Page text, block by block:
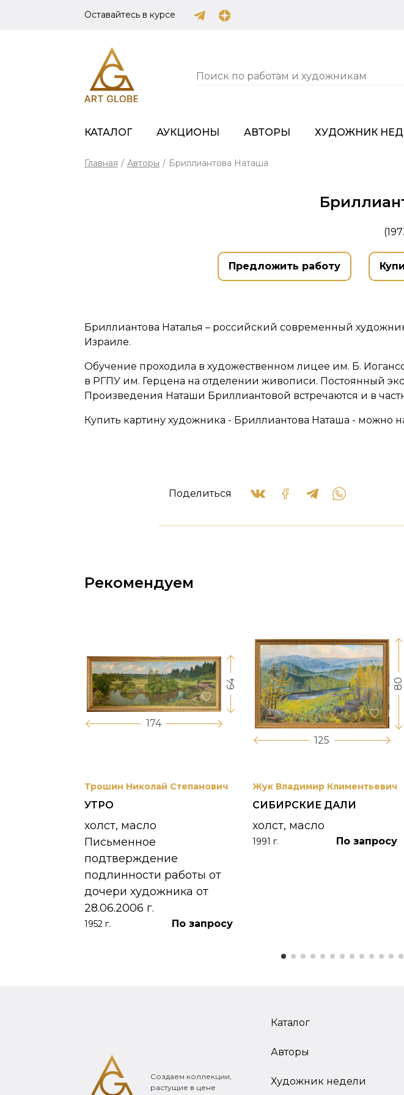
Оставайтесь в курсе
КАТАЛОГ АУКЦИОНЫ АВТОРЫ ХУДОЖНИК
Главная / Авторы / Бриллиантова Наташа
Предложить работу
Бриллиантова Наталья – российский современный
Израиле.
Обучение проходила в художественном лицее им. Б.
в РГПУ им. Герцена на отделении живописи. Постоянный
Произведения Наташи Бриллиантовой встречаются и в
Купить картину художника - Бриллиантова Наташа - можно
Поделиться
Рекомендуем
174
64
Трошин Николай Степанович
УТРО
холст, масло
Письменное
подтверждение
подлинности работы от
дочери художника от
28.06.2006 г.
1952 г. По запросу
125
80
Жук Владимир Климентьевич
СИБИРСКИЕ ДАЛИ
холст, масло
1991 г. По запросу
Создаем коллекции,
растущие в цене
Каталог
Авторы
Художник недели